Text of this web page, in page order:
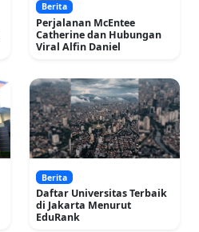
Berita
Perjalanan McEntee
Catherine dan Hubungan
Viral Alfin Daniel
Berita
Daftar Universitas Terbaik
di Jakarta Menurut
EduRank